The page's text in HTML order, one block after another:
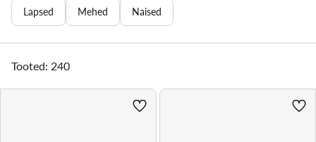
Lapsed Mehed Naised
Tooted: 240